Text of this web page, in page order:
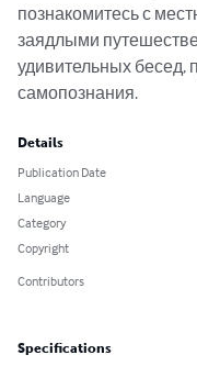
познакомитесь с
заядлыми
удивительных бесед,
самопознания.
Details
Publication Date
Language
Category
Copyright
Contributors
Specifications